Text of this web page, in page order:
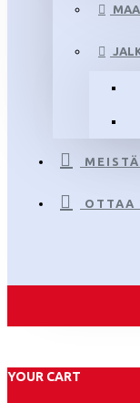
MEISTÄ
OTTAA
YOUR CART